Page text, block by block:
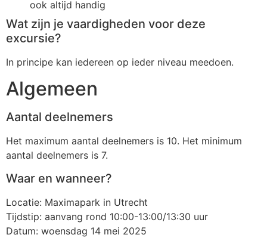
ook altijd handig
Wat zijn je vaardigheden voor deze
excursie?
In principe kan iedereen op ieder niveau meedoen.
Algemeen
Aantal deelnemers
Het maximum aantal deelnemers is 10. Het minimum
aantal deelnemers is 7.
Waar en wanneer?
Locatie: Maximapark in Utrecht
Tijdstip: aanvang rond 10:00-13:00/13:30 uur
Datum: woensdag 14 mei 2025